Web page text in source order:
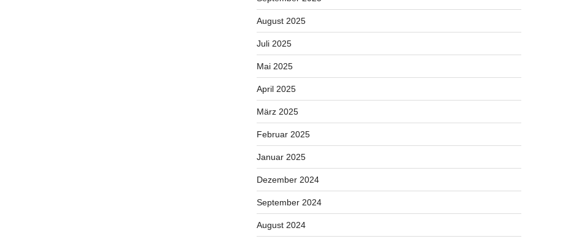
August 2025
Juli 2025
Mai 2025
April 2025
März 2025
Februar 2025
Januar 2025
Dezember 2024
September 2024
August 2024